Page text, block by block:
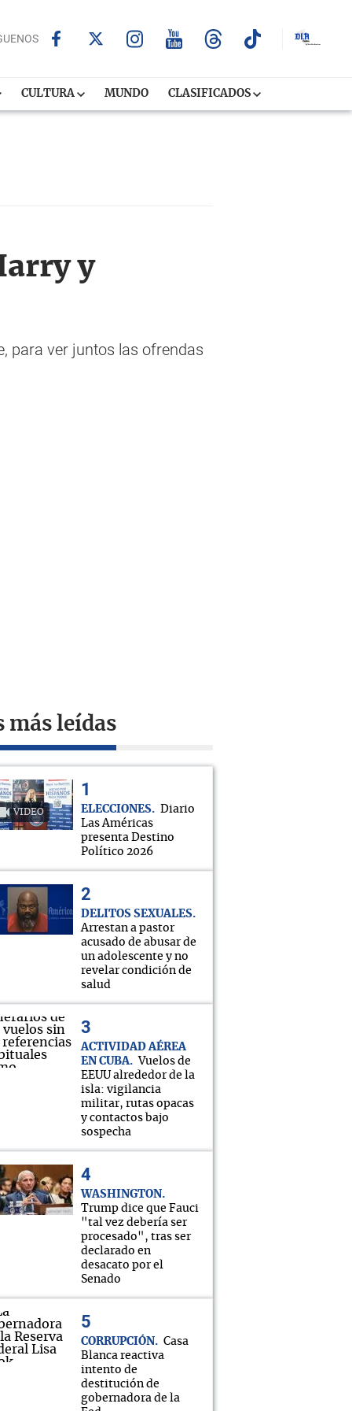
CULTURA MUNDO CLASIFICADOS
y
para ver juntos las ofrendas
más leídas
VIDEO ELECCIONES
Diario
Las Américas
presenta Destino
Político 2026
DELITOS SEXUALES
Arrestan a pastor
acusado de abusar de
un adolescente y no
revelar condición de
salud
ACTIVIDAD AÉREA
EN CUBA
Vuelos de
EEUU alrededor de la
isla: vigilancia
militar, rutas opacas
y contactos bajo
sospecha
WASHINGTON
Trump dice que Fauci
"tal vez debería ser
procesado", tras ser
declarado en
desacato por el
Senado
CORRUPCIÓN
Casa
Blanca reactiva
intento de
destitución de
gobernadora de la